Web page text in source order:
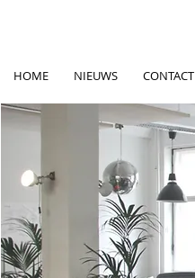
HOME NIEUWS CONTACT